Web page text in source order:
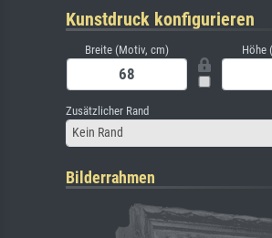
Kunstdruck konfigurieren
Breite (Motiv, cm) Höhe
Zusätzlicher Rand
Kein Rand
Bilderrahmen